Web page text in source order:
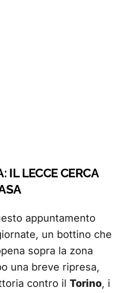
ILLECCECERCA
appuntamento
un bottino che
sopra la zona
una breve ripresa,
contro il Torino, i